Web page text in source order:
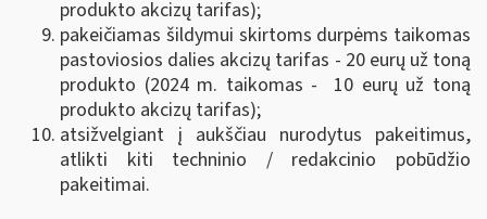
produkto akcizų tarifas);
pakeičiamas šildymui skirtoms durpėms taikomas
pastoviosios dalies akcizų tarifas - 20 eurų už toną
produkto (2024 m. taikomas - 10 eurų už toną
produkto akcizų tarifas);
atsižvelgiant į aukščiau nurodytus pakeitimus,
atlikti kiti techninio / redakcinio pobūdžio
pakeitimai.